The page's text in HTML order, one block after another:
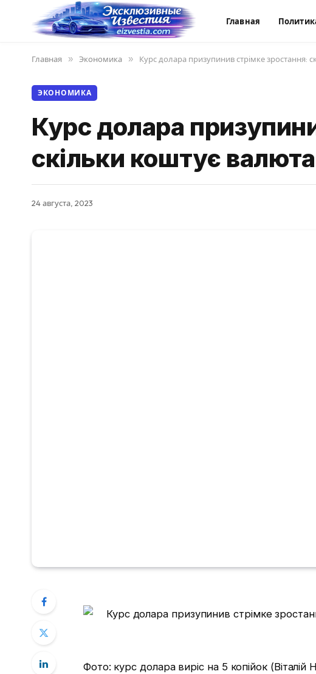
Главная
Главная » Экономика » Курс долара призупинив стрімке зростання:
ЭКОНОМИКА
Курс долара
скільки коштує
24 августа, 2023
Фото: курс долара виріс на 5 копійок